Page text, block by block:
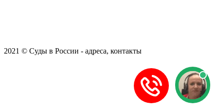
2021 © Суды в России - адреса, контакты